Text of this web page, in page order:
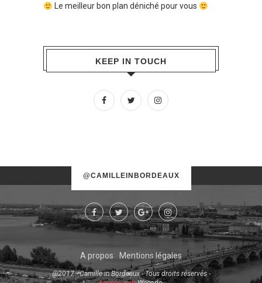
Le meilleur bon plan déniché pour vous
KEEP IN TOUCH
@CAMILLEINBORDEAUX
Try some other hashtag or username
A propos Mentions légales
@2017 - Camille in Bordeaux - Tous droits réservés -